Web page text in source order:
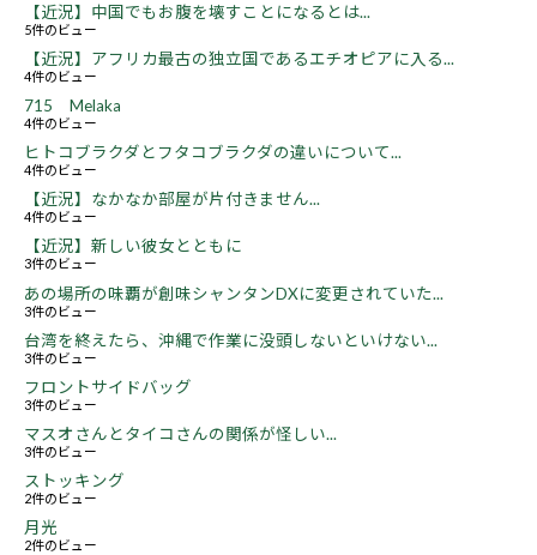
【近況】中国でもお腹を壊すことになるとは...
5件のビュー
【近況】アフリカ最古の独立国であるエチオピアに入る...
4件のビュー
715 Melaka
4件のビュー
ヒトコブラクダとフタコブラクダの違いについて...
4件のビュー
【近況】なかなか部屋が片付きません...
4件のビュー
【近況】新しい彼女とともに
3件のビュー
あの場所の味覇が創味シャンタンDXに変更されていた...
3件のビュー
台湾を終えたら、沖縄で作業に没頭しないといけない...
3件のビュー
フロントサイドバッグ
3件のビュー
マスオさんとタイコさんの関係が怪しい...
3件のビュー
ストッキング
2件のビュー
月光
2件のビュー